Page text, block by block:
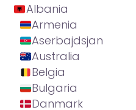
Albania
Armenia
Aserbajdsjan
Australia
Belgia
Bulgaria
Danmark